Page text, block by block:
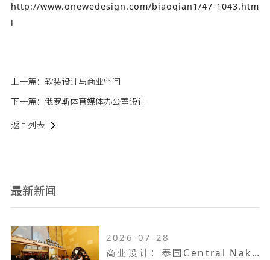
http://www.onewedesign.com/biaoqian1/47-1043.htm
l
上一篇： 软装设计与商业空间
下一篇： 俄罗斯体育媒体办公室设计
返回列表
最新新闻
2026-07-28
商业设计：泰国Central Nakhon Pathom